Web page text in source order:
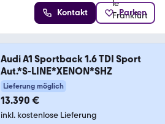
Kontakt Parken
Audi A1 Sportback 1.6 TDI Sport
Aut.*S-LINE*XENON*SHZ
Lieferung möglich
13.390 €
inkl. kostenlose Lieferung